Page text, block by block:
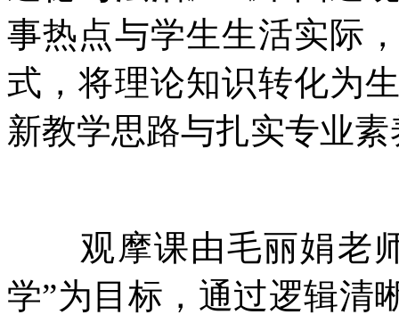
事热点与学生生活实际
式，将理论知识转化为
新教学思路与扎实专业素
观摩课由毛丽娟老师
学”为目标，通过逻辑清